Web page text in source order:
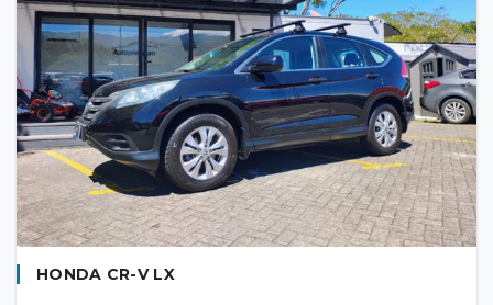
HONDA CR-V LX